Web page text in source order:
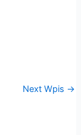
Next Wpis →